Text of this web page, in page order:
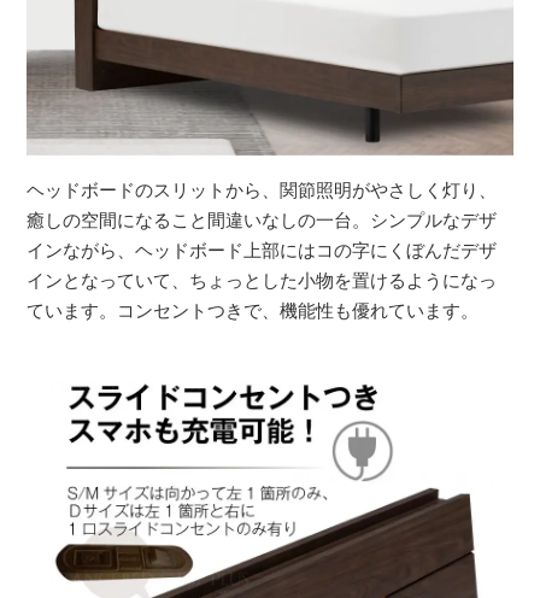
ヘッドボードのスリットから、関節照明がやさしく灯り、
癒しの空間になること間違いなしの一台。シンプルなデザ
インながら、ヘッドボード上部にはコの字にくぼんだデザ
インとなっていて、ちょっとした小物を置けるようになっ
ています。コンセントつきで、機能性も優れています。